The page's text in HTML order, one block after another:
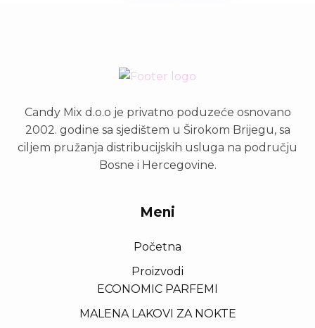
Candy Mix d.o.o je privatno poduzeće osnovano
2002. godine sa sjedištem u Širokom Brijegu, sa
ciljem pružanja distribucijskih usluga na području
Bosne i Hercegovine.
Meni
Početna
Proizvodi
ECONOMIC PARFEMI
MALENA LAKOVI ZA NOKTE